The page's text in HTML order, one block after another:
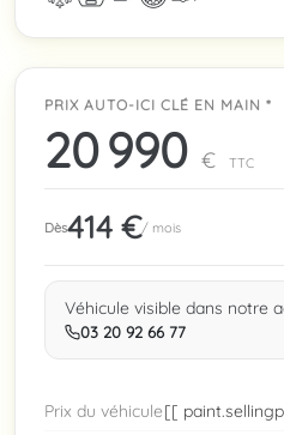
PRIX AUTO-ICI CLÉ EN MAIN *
20 990 € TTC
Dès414 €/ mois
Véhicule visible dans notre
03 20 92 66 77
Prix du véhicule[[